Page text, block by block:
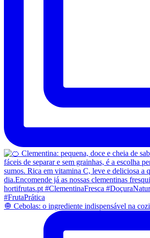
🧅 Cebolas: o ingrediente indispensável na cozi